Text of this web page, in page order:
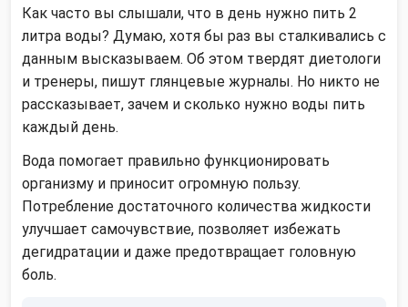
Как часто вы слышали, что в день нужно пить 2
литра воды? Думаю, хотя бы раз вы сталкивались с
данным высказываем. Об этом твердят диетологи
и тренеры, пишут глянцевые журналы. Но никто не
рассказывает, зачем и сколько нужно воды пить
каждый день.
Вода помогает правильно функционировать
организму и приносит огромную пользу.
Потребление достаточного количества жидкости
улучшает самочувствие, позволяет избежать
дегидратации и даже предотвращает головную
боль.